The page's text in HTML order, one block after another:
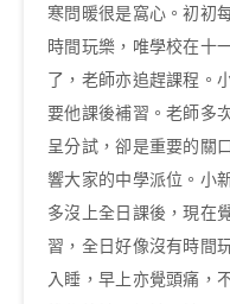
寒問暖很是窩心。初初
時間玩樂，唯學校在十
了，老師亦追趕課程。
要他課後補習。老師多
呈分試，卻是重要的關
響大家的中學派位。小
多沒上全日課後，現在
習，全日好像沒有時間
入睡，早上亦覺頭痛，